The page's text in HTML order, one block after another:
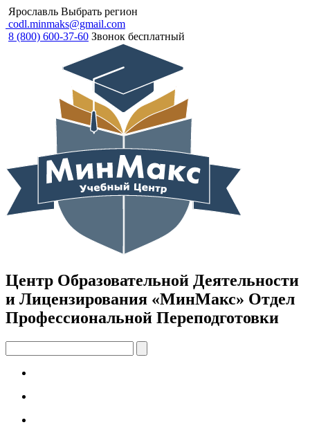
Ярославль Выбрать регион
codl.minmaks@gmail.com
8 (800) 600-37-60 Звонок бесплатный
Центр Образовательной Деятельности
и Лицензирования «МинМакс» Отдел
Профессиональной Переподготовки